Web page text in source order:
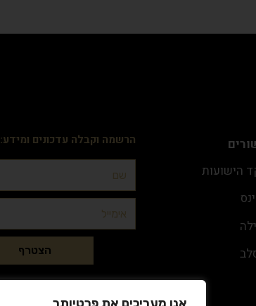
הישועות
הרשמה וקבלה עדכונים ומידע:
הצטרף